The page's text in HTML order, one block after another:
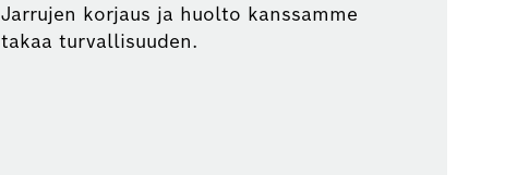
Jarrujen korjaus ja huolto kanssamme
takaa turvallisuuden.